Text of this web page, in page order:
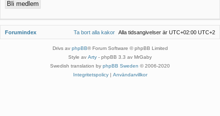
Bli medlem
Forumindex Alla tidsangivelser är UTC+02:00 UTC+2
Ta bort alla kakor
Drivs av phpBB® Forum Software © phpBB Limited
Style av Arty - phpBB 3.3 av MrGaby
Swedish translation by phpBB Sweden © 2006-2020
Integritetspolicy| Användarvillkor